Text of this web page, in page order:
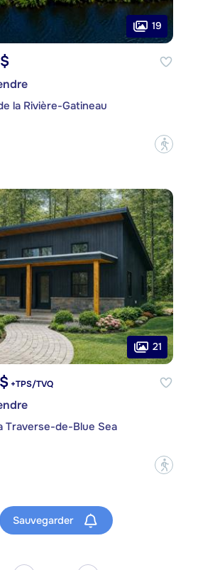
19
la Rivière-Gatineau
?
21
+TPS/TVQ
Traverse-de-Blue Sea
?
Sauvegarder